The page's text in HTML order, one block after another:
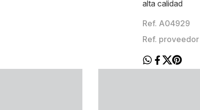
alta calidad
Ref. A04929
Ref.